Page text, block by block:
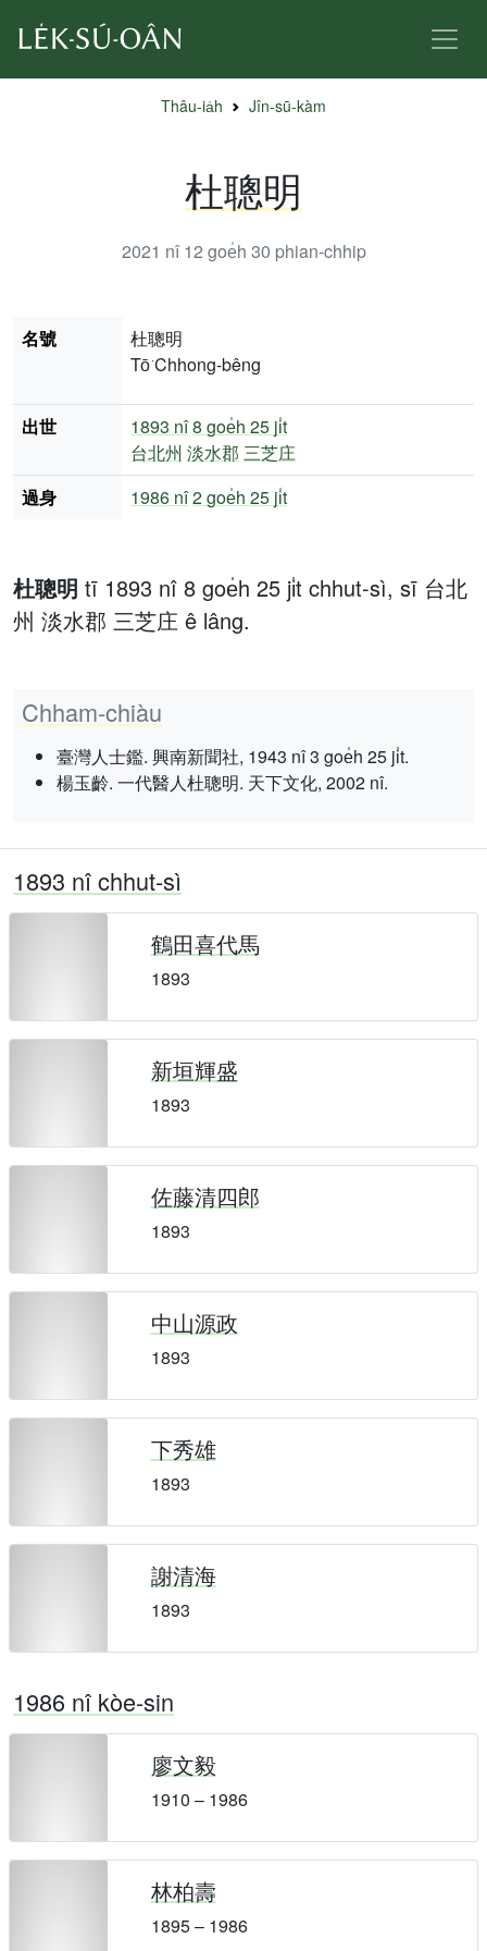
Thâu-ia̍h Jîn-sū-kàm
杜聰明
2021 nî 12 goe̍h 30 phian-chhip
杜聰明 tī 1893 nî 8 goe̍h 25 ji̍t chhut-sì, sī 台北
州 淡水郡 三芝庄 ê lâng.
Chham-chiàu
臺灣人士鑑. 興南新聞社, 1943 nî 3 goe̍h 25 ji̍t.
楊玉齡. 一代醫人杜聰明. 天下文化, 2002 nî.
名號
杜聰明
Tō͘ Chhong-bêng
出世 1893 nî8 goe̍h 25 ji̍t
台北州 淡水郡 三芝庄
過身
1986 nî2 goe̍h 25 ji̍t
1893 nî chhut-sì
鶴田喜代馬
1893
新垣輝盛
1893
佐藤清四郎
1893
中山源政
1893
下秀雄
1893
謝清海
1893
1986 nî kòe-sin
廖文毅
1910 – 1986
林柏壽
1895 – 1986